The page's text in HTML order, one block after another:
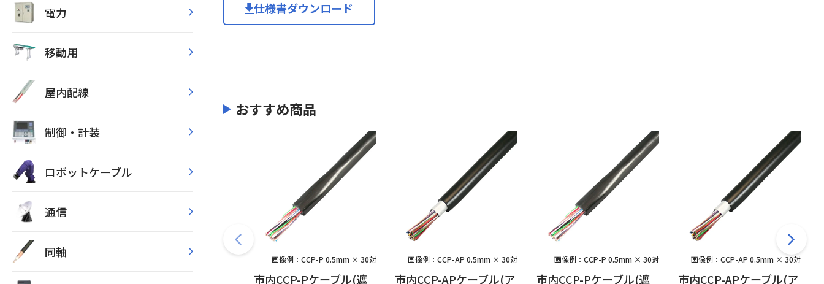
電力
移動用
屋内配線
制御・計装
ロボットケーブル
通信
同軸
仕様書ダウンロード
おすすめ商品
画像例：CCP-P 0.5mm × 30対
市内CCP-Pケーブル(遮
画像例：CCP-AP 0.5mm × 30対
市内CCP-APケーブル(ア
画像例：CCP-P 0.5mm × 30対
市内CCP-Pケーブル(遮
画像例：CCP-AP 0.5mm × 30対
市内CCP-APケーブル(ア